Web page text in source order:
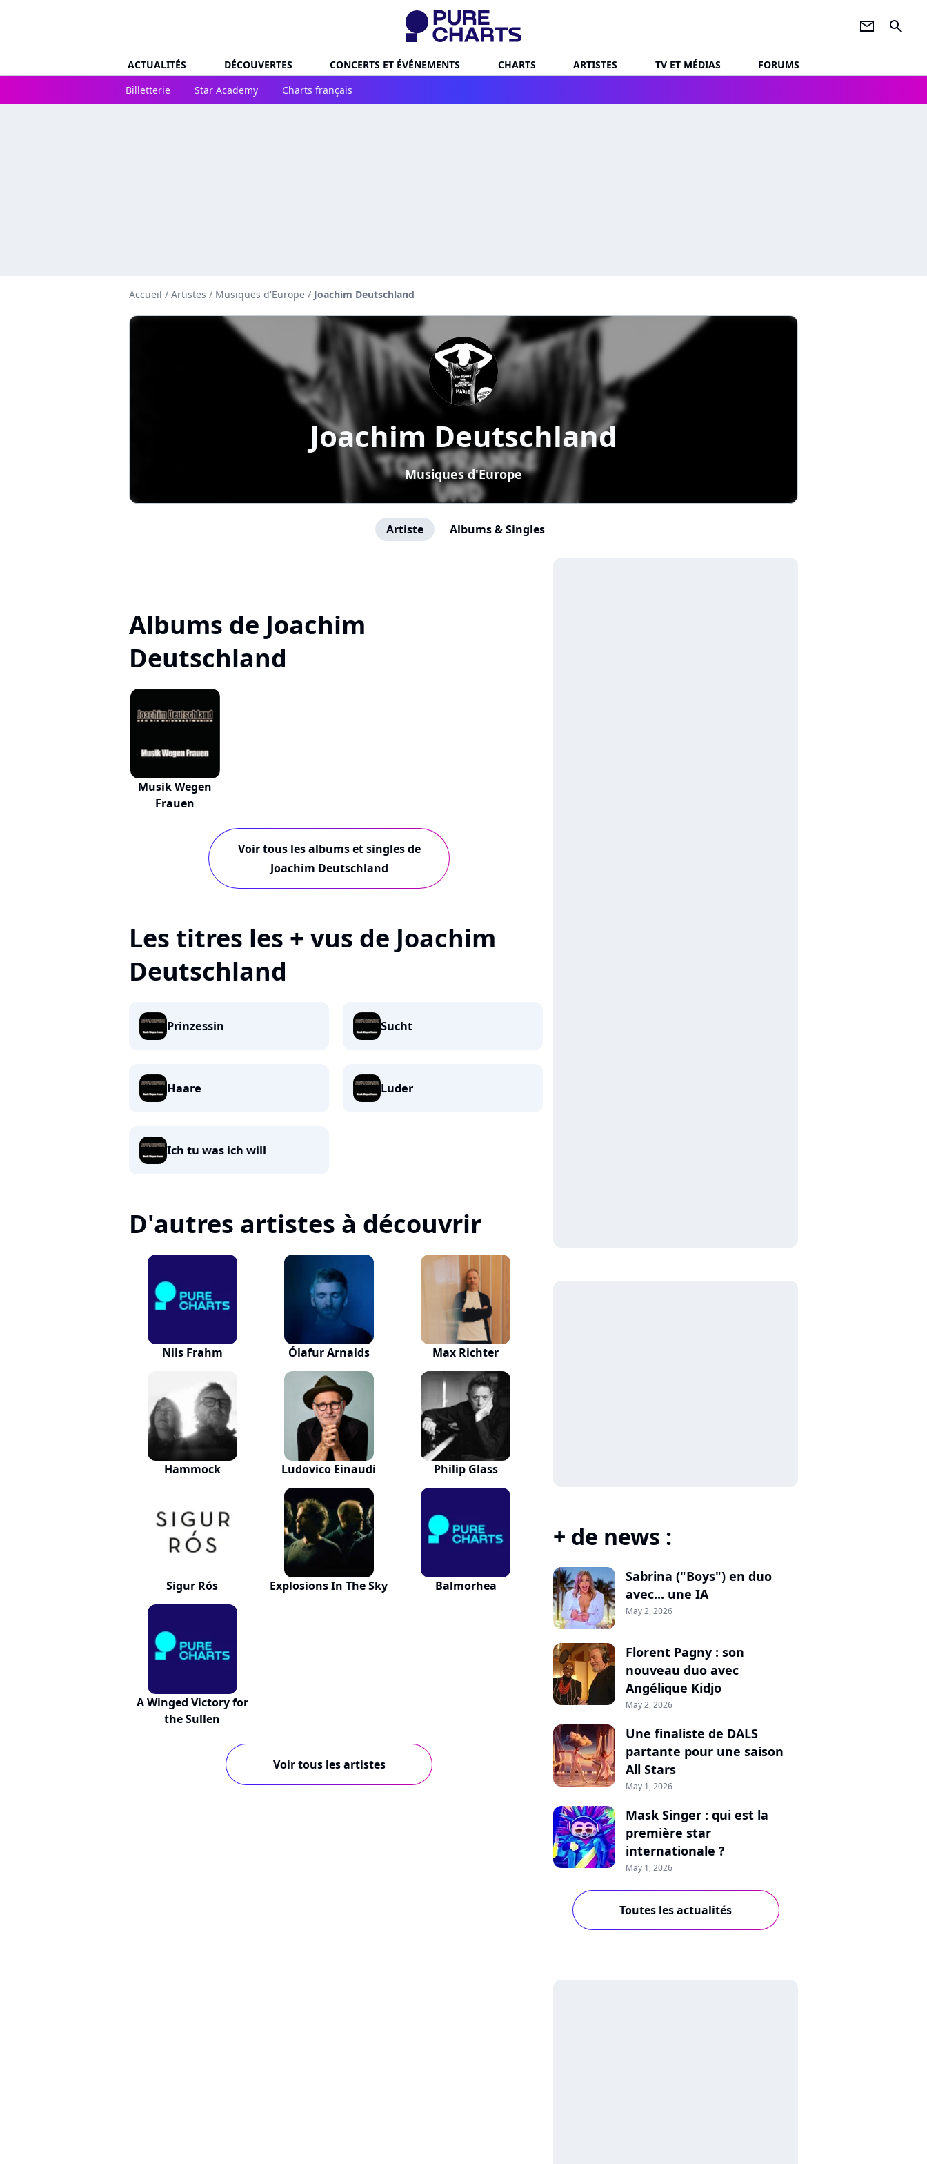
newsletter search
ACTUALITÉS DÉCOUVERTES CONCERTS ET ÉVÉNEMENTS CHARTS ARTISTES TV ET MÉDIAS
FORUMS
Billetterie
Star Academy Charts français
Accueil / Artistes / Musiques d'Europe / Joachim Deutschland
Joachim Deutschland
Musiques d'Europe
Artiste Albums & Singles
Albums de Joachim
Deutschland
Musik Wegen
Frauen
Voir tous les albums et singles de
Joachim Deutschland
Les titres les + vus de Joachim
Deutschland
Prinzessin Sucht
Haare Luder
Ich tu was ich will
D'autres artistes à découvrir
Nils Frahm Ólafur Arnalds Max Richter
Hammock Ludovico Einaudi Philip Glass
Sigur Rós Explosions In The Sky Balmorhea
A Winged Victory for
the Sullen
Voir tous les artistes
+ de news :
Sabrina ("Boys") en duo
avec... une IA
May 2, 2026
Florent Pagny : son
nouveau duo avec
Angélique Kidjo
May 2, 2026
Une finaliste de DALS
partante pour une saison
All Stars
May 1, 2026
Mask Singer : qui est la
première star
internationale ?
May 1, 2026
Toutes les actualités